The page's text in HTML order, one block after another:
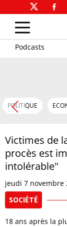
Podcasts
POLITIQUE
Victimes de
procès est
intolérable"
jeudi 7 novembre
SOCIÉTÉ
18 ans après la